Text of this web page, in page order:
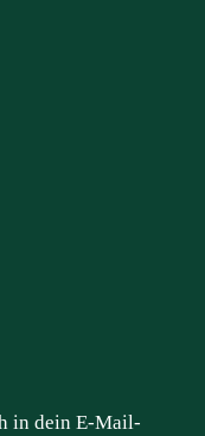
in dein E-Mail-